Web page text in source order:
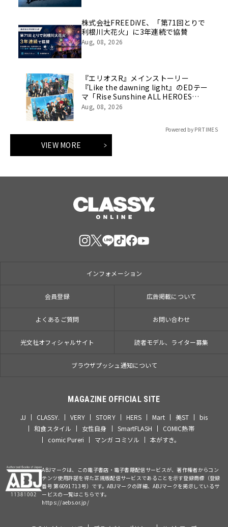
株式会社FREEDiVE、「第71回とりで
利根川大花火」に3年連続で協賛
Aug, 08, 2026
『エリオスR』メインストーリー
『Like the dawning light』のEDテー
マ「Rise Sunshine ALL HEROES
Ver.」がフルサイズ配信決定！
Aug, 08, 2026
Powered by PR TIMES
VIEW MORE
インフォメーション
会員登録 広告掲載について
よくあるご質問 お問い合わせ
光文社オフィシャルサイト 読者モデル、ライター募集
ブラウザプッシュ通知について
MAGAZINE OFFICIAL SITE
JJ CLASSY. VERY STORY HERS Mart 美ST
bis
和食スタイル
女性自身 SmartFLASH
COMIC熱帯
comic Pureri
マンガ コミソル 本がすき。
ABJマークは、この電子書店・電子書籍配信サービスが、著作権者からコン
テンツ使用許諾を得た正規版配信サービスであることを示す登録商標（登録
番号 第6091713号）です。ABJマークの詳細、ABJマークを掲示しているサ
ービスの一覧はこちらです。
https://aebs.or.jp/